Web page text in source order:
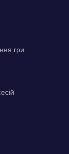
гри